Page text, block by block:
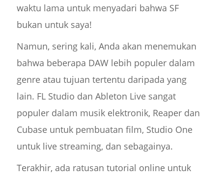
waktu lama untuk menyadari bahwa SF
bukan untuk saya!
Namun, sering kali, Anda akan menemukan
bahwa beberapa DAW lebih populer dalam
genre atau tujuan tertentu daripada yang
lain. FL Studio dan Ableton Live sangat
populer dalam musik elektronik, Reaper dan
Cubase untuk pembuatan film, Studio One
untuk live streaming, dan sebagainya.
Terakhir, ada ratusan tutorial online untuk